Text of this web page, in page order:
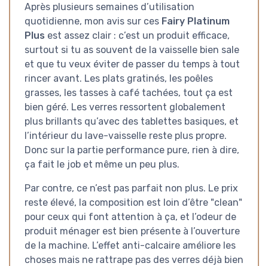
Après plusieurs semaines d’utilisation
quotidienne, mon avis sur ces Fairy Platinum
Plus est assez clair : c’est un produit efficace,
surtout si tu as souvent de la vaisselle bien sale
et que tu veux éviter de passer du temps à tout
rincer avant. Les plats gratinés, les poêles
grasses, les tasses à café tachées, tout ça est
bien géré. Les verres ressortent globalement
plus brillants qu’avec des tablettes basiques, et
l’intérieur du lave-vaisselle reste plus propre.
Donc sur la partie performance pure, rien à dire,
ça fait le job et même un peu plus.
Par contre, ce n’est pas parfait non plus. Le prix
reste élevé, la composition est loin d’être "clean"
pour ceux qui font attention à ça, et l’odeur de
produit ménager est bien présente à l’ouverture
de la machine. L’effet anti-calcaire améliore les
choses mais ne rattrape pas des verres déjà bien